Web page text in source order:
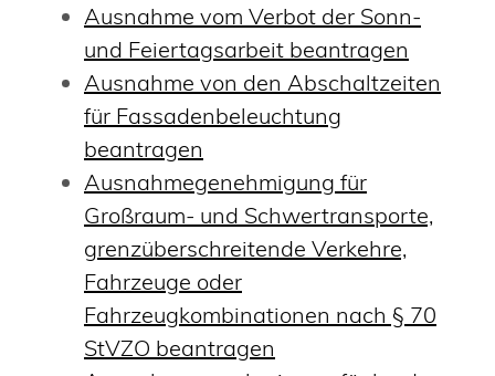
Ausnahme vom Verbot der Sonn-
und Feiertagsarbeit beantragen
Ausnahme von den Abschaltzeiten
für Fassadenbeleuchtung
beantragen
Ausnahmegenehmigung für
Großraum- und Schwertransporte,
grenzüberschreitende Verkehre,
Fahrzeuge oder
Fahrzeugkombinationen nach § 70
StVZO beantragen